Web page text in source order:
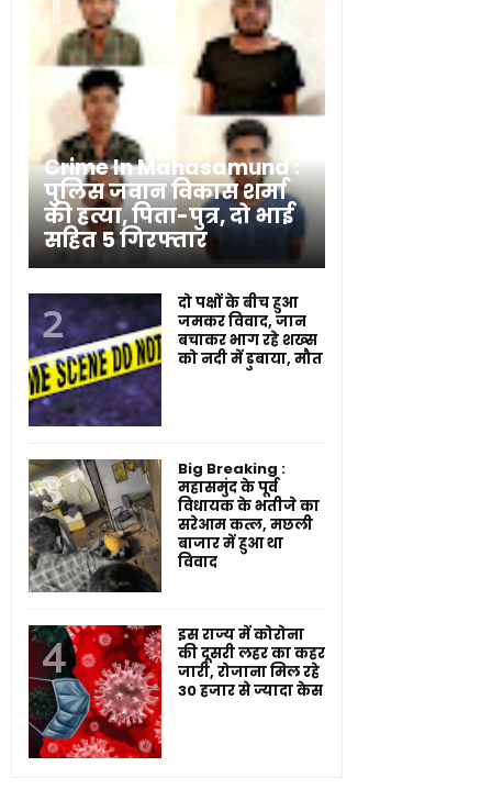
Crime In Mahasamund :
पुलिस जवान विकास शर्मा
की हत्या, पिता-पुत्र, दो भाई
सहित 5 गिरफ्तार
दो पक्षों के बीच हुआ
जमकर विवाद, जान
बचाकर भाग रहे शख्स
को नदी में डुबाया, मौत
Big Breaking :
महासमुंद के पूर्व
विधायक के भतीजे का
सरेआम कत्ल, मछली
बाजार में हुआ था
विवाद
इस राज्य में कोरोना
की दूसरी लहर का कहर
जारी, रोजाना मिल रहे
30 हजार से ज्यादा केस